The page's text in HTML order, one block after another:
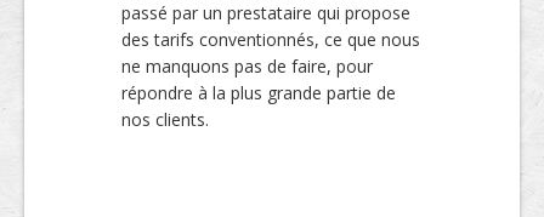
passé par un prestataire qui propose
des tarifs conventionnés, ce que nous
ne manquons pas de faire, pour
répondre à la plus grande partie de
nos clients.